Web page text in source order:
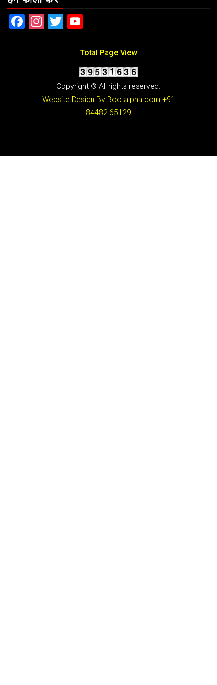
Facebook
Instagram
Twitter
Total Page View
Copyright © All rights reserved.
Website Design By Bootalpha.com +91
84482 65129